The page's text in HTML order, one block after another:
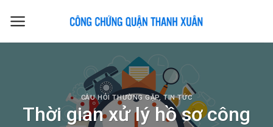
CÂU HỎI THƯỜNG GẶP,TIN TỨC
Thời gian xử lý hồ sơ công